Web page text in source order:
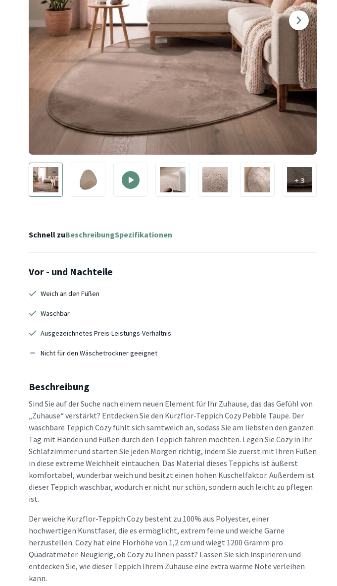
+ 3
Schnell zuBeschreibungSpezifikationen
Vor - und Nachteile
Weich an den Füßen
Waschbar
Ausgezeichnetes Preis-Leistungs-Verhältnis
Nicht für den Wäschetrockner geeignet
Beschreibung
Sind Sie auf der Suche nach einem neuen Element für Ihr Zuhause, das das Gefühl von
„Zuhause“ verstärkt? Entdecken Sie den Kurzflor-Teppich Cozy Pebble Taupe. Der
waschbare Teppich Cozy fühlt sich samtweich an, sodass Sie am liebsten den ganzen
Tag mit Händen und Füßen durch den Teppich fahren möchten. Legen Sie Cozy in Ihr
Schlafzimmer und starten Sie jeden Morgen richtig, indem Sie zuerst mit Ihren Füßen
in diese extreme Weichheit eintauchen. Das Material dieses Teppichs ist äußerst
komfortabel, wunderbar weich und besitzt einen hohen Kuschelfaktor. Außerdem ist
dieser Teppich waschbar, wodurch er nicht nur schön, sondern auch leicht zu pflegen
ist.
Der weiche Kurzflor-Teppich Cozy besteht zu 100% aus Polyester, einer
hochwertigen Kunstfaser, die es ermöglicht, extrem feine und weiche Garne
herzustellen. Cozy hat eine Florhöhe von 1,2 cm und wiegt 1200 Gramm pro
Quadratmeter. Neugierig, ob Cozy zu Ihnen passt? Lassen Sie sich inspirieren und
entdecken Sie, wie dieser Teppich Ihrem Zuhause eine extra warme Note verleihen
kann.